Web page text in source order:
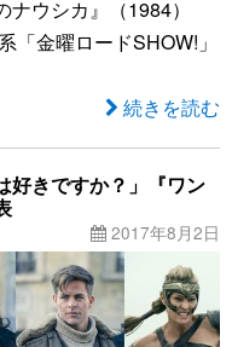
ウシカ』（1984）
「金曜ロードSHOW!」
続きを読む
好きですか？」『ワン
2017年8月2日